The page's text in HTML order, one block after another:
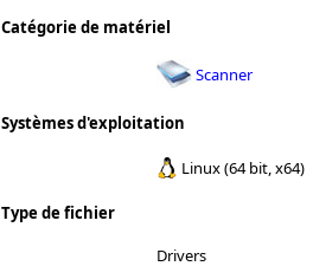
Catégorie de matériel
Scanner
Systèmes d'exploitation
Linux (64 bit, x64)
Type de fichier
Drivers